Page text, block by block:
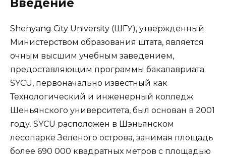
Введение
Shenyang City University (ШГУ), утвержденный
Министерством образования штата, является
очным высшим учебным заведением,
предоставляющим программы бакалавриата.
SYCU, первоначально известный как
Технологический и инженерный колледж
Шеньянского университета, был основан в 2001
году. SYCU расположен в Шэньянском
лесопарке Зеленого острова, занимая площадь
более 690 000 квадратных метров с площадью